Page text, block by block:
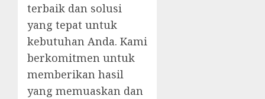
terbaik dan solusi
yang tepat untuk
kebutuhan Anda. Kami
berkomitmen untuk
memberikan hasil
yang memuaskan dan